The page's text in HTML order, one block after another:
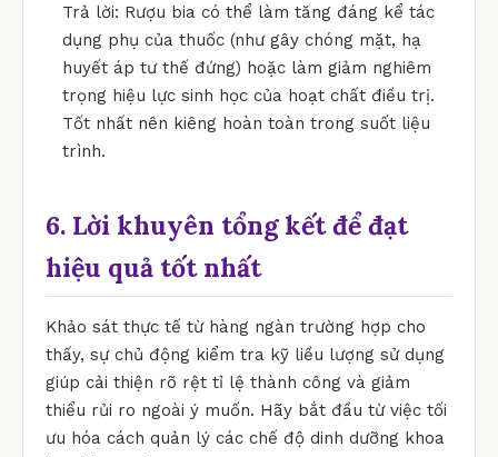
Trả lời: Rượu bia có thể làm tăng đáng kể tác
dụng phụ của thuốc (như gây chóng mặt, hạ
huyết áp tư thế đứng) hoặc làm giảm nghiêm
trọng hiệu lực sinh học của hoạt chất điều trị.
Tốt nhất nên kiêng hoàn toàn trong suốt liệu
trình.
6. Lời khuyên tổng kết để đạt
hiệu quả tốt nhất
Khảo sát thực tế từ hàng ngàn trường hợp cho
thấy, sự chủ động kiểm tra kỹ liều lượng sử dụng
giúp cải thiện rõ rệt tỉ lệ thành công và giảm
thiểu rủi ro ngoài ý muốn. Hãy bắt đầu từ việc tối
ưu hóa cách quản lý các chế độ dinh dưỡng khoa